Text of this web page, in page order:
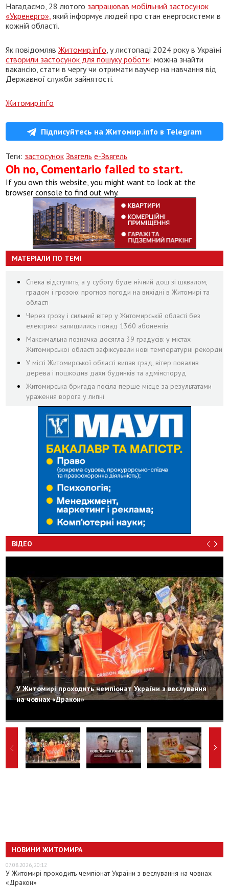
Нагадаємо, 28 лютого запрацював мобільний застосунок
«Укренерго», який інформує людей про стан енергосистеми в
кожній області.
Як повідомлявЖитомир.info , у листопаді 2024 року в Україні
створили застосунок для пошуку роботи: можна знайти
вакансію, стати в чергу чи отримати ваучер на навчання від
Державної служби зайнятості.
Житомир.info
Підписуйтесь на Житомир.info в Telegram
Теги: застосунок Звягель е-Звягель
Oh no, Comentario failed to start.
If you own this website, you might want to look at the
browser console to find out why.
МАТЕРІАЛИ ПО ТЕМІ
Спека відступить, а у суботу буде нічний дощ зі шквалом,
градом і грозою: прогноз погоди на вихідні в Житомирі та
області
Через грозу і сильний вітер у Житомирській області без
електрики залишились понад 1360 абонентів
Максимальна позначка досягла 39 градусів: у містах
Житомирської області зафіксували нові температурні рекорди
У місті Житомирської області випав град, вітер повалив
дерева і пошкодив дахи будинків та адмінспоруд
Житомирська бригада посіла перше місце за результатами
ураження ворога у липні
ВІДЕО
У Житомирі проходить чемпіонат України з веслування
на човнах «Дракон»
НОВИНИ ЖИТОМИРА
07.08.2026, 20:12
У Житомирі проходить чемпіонат України з веслування на човнах
«Дракон»